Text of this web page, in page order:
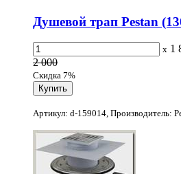
Душевой трап Pestan
x 1
2 000
Скидка 7%
Артикул: d-159014, Производитель: